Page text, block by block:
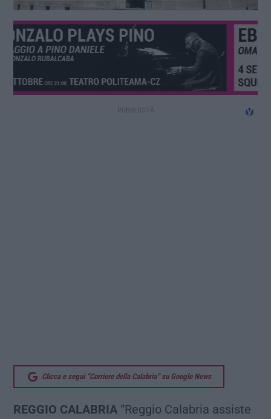
Clicca e segui “Corriere della Calabria” su Google News
REGGIO CALABRIA “Reggio Calabria assiste